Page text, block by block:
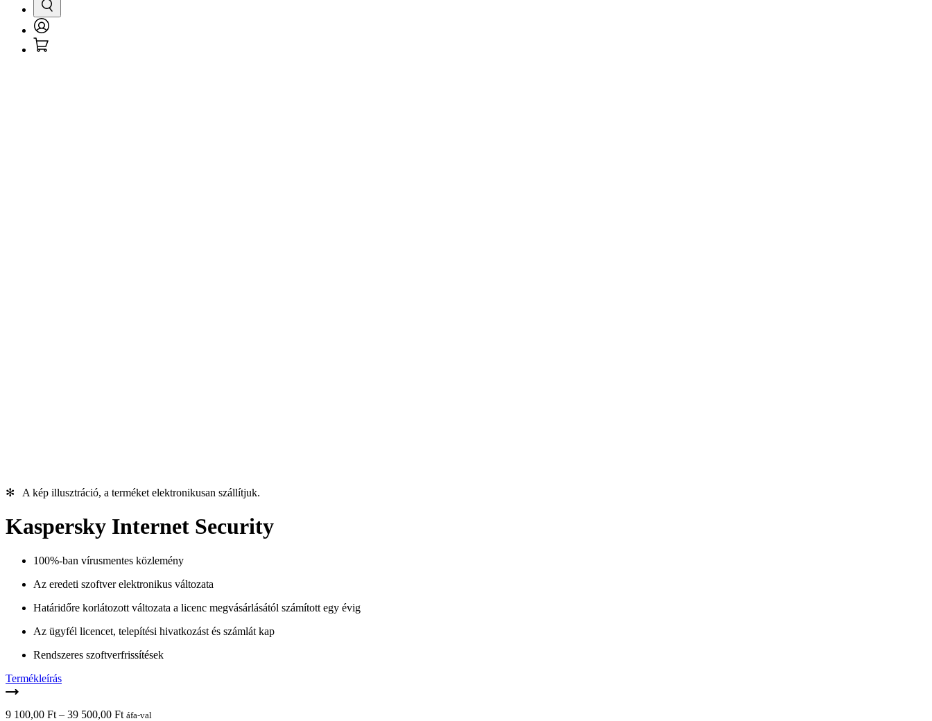
Keresés
Bejelentkezés
Kosár
✻ A kép illusztráció, a terméket elektronikusan szállítjuk.
Kaspersky Internet Security
100%-ban vírusmentes közlemény
Az eredeti szoftver elektronikus változata
Határidőre korlátozott változata a licenc megvásárlásától számított egy évig
Az ügyfél licencet, telepítési hivatkozást és számlát kap
Rendszeres szoftverfrissítések
Termékleírás
9 100,00 Ft – 39 500,00 FtÁrtartomány:
áfa-val